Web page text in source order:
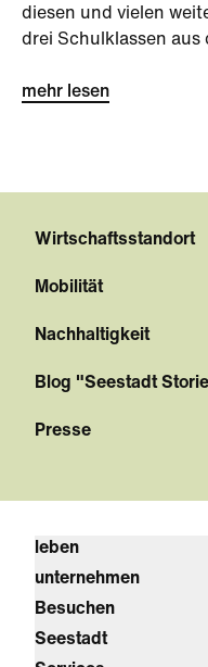
diesen und vielen
drei Schulklassen aus
mehr lesen
Wirtschaftsstandort
Mobilität
Nachhaltigkeit
Blog "Seestadt
Presse
leben
unternehmen
Besuchen
Seestadt